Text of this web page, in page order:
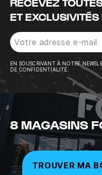
ET
EN SOUSCRIVANT À NOTRE
DE CONFIDENTIALITÉ.
8 MAGASINS
TROUVER MA